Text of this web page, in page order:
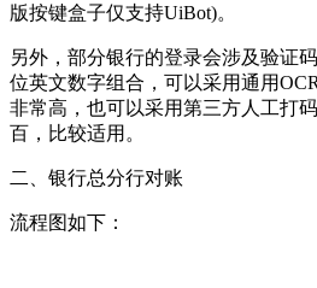
版按键盒子仅支持UiBot)。
另外，部分银行的登录会涉及验证
位英文数字组合，可以采用通用
非常高，也可以采用第三方人工打
百，比较适用。
二、银行总分行对账
流程图如下：